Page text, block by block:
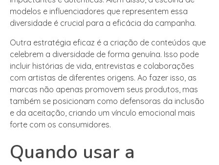
modelos e influenciadores que representem essa
diversidade é crucial para a eficácia da campanha.
Outra estratégia eficaz é a criação de conteúdos que
celebrem a diversidade de forma genuína. Isso pode
incluir histórias de vida, entrevistas e colaborações
com artistas de diferentes origens. Ao fazer isso, as
marcas não apenas promovem seus produtos, mas
também se posicionam como defensoras da inclusão
e da aceitação, criando um vínculo emocional mais
forte com os consumidores.
Quando usar a